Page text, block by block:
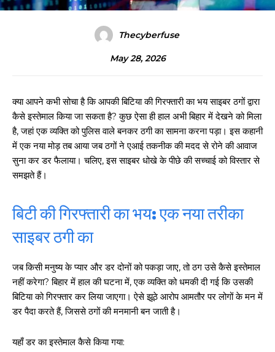
Thecyberfuse
May 28, 2026
क्या आपने कभी सोचा है कि आपकी बिटिया की गिरफ्तारी का भय साइबर ठगों द्वारा
कैसे इस्तेमाल किया जा सकता है? कुछ ऐसा ही हाल अभी बिहार में देखने को मिला
है, जहां एक व्यक्ति को पुलिस वाले बनकर ठगी का सामना करना पड़ा। इस कहानी
में एक नया मोड़ तब आया जब ठगों ने एआई तकनीक की मदद से रोने की आवाज
सुना कर डर फैलाया। चलिए, इस साइबर धोखे के पीछे की सच्चाई को विस्तार से
समझते हैं।
बिटी की गिरफ्तारी का भय: एक नया तरीका
साइबर ठगी का
जब किसी मनुष्य के प्यार और डर दोनों को पकड़ा जाए, तो ठग उसे कैसे इस्तेमाल
नहीं करेगा? बिहार में हाल की घटना में, एक व्यक्ति को धमकी दी गई कि उसकी
बिटिया को गिरफ्तार कर लिया जाएगा। ऐसे झूठे आरोप आमतौर पर लोगों के मन में
डर पैदा करते हैं, जिससे ठगों की मनमानी बन जाती है।
यहाँ डर का इस्तेमाल कैसे किया गया: